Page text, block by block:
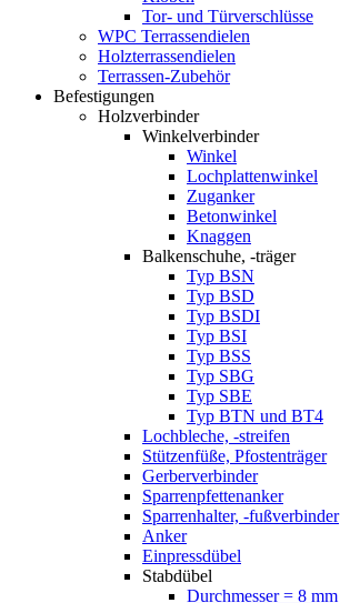
Tor- und Türverschlüsse
WPC Terrassendielen
Holzterrassendielen
Terrassen-Zubehör
Befestigungen
Holzverbinder
Winkelverbinder
Winkel
Lochplattenwinkel
Zuganker
Betonwinkel
Knaggen
Balkenschuhe, -träger
Typ BSN
Typ BSD
Typ BSDI
Typ BSI
Typ BSS
Typ SBG
Typ SBE
Typ BTN und BT4
Lochbleche, -streifen
Stützenfüße, Pfostenträger
Gerberverbinder
Sparrenpfettenanker
Sparrenhalter, -fußverbinder
Anker
Einpressdübel
Stabdübel
Durchmesser = 8 mm